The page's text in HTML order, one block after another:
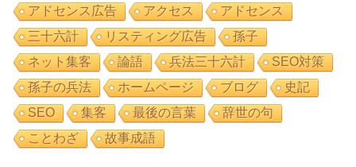
アドセンス広告
アクセス
アドセンス
三十六計
リスティング広告
孫子
ネット集客
論語 兵法三十六計
SEO対策
孫子の兵法
ホームページ ブログ
史記
SEO
集客 最後の言葉
辞世の句
ことわざ
故事成語